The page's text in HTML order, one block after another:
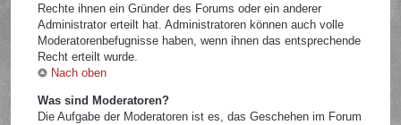
Rechte ihnen ein Gründer des Forums oder ein anderer
Administrator erteilt hat. Administratoren können auch volle
Moderatorenbefugnisse haben, wenn ihnen das entsprechende
Recht erteilt wurde.
Nach oben
Was sind Moderatoren?
Die Aufgabe der Moderatoren ist es, das Geschehen im Forum